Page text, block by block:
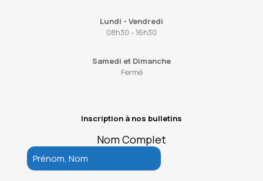
Lundi - Vendredi
08h30 - 16h30
Samedi et Dimanche
Fermé
Inscription à nos bulletins
Nom Complet